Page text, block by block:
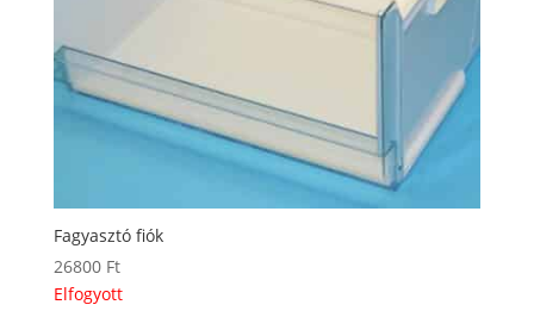
Fagyasztó fiók
26800 Ft
Elfogyott